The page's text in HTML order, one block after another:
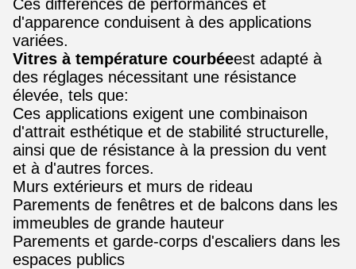
Ces différences de performances et
d'apparence conduisent à des applications
variées.
Vitres à température courbéeest adapté à
des réglages nécessitant une résistance
élevée, tels que:
Ces applications exigent une combinaison
d'attrait esthétique et de stabilité structurelle,
ainsi que de résistance à la pression du vent
et à d'autres forces.
Murs extérieurs et murs de rideau
Parements de fenêtres et de balcons dans les
immeubles de grande hauteur
Parements et garde-corps d'escaliers dans les
espaces publics